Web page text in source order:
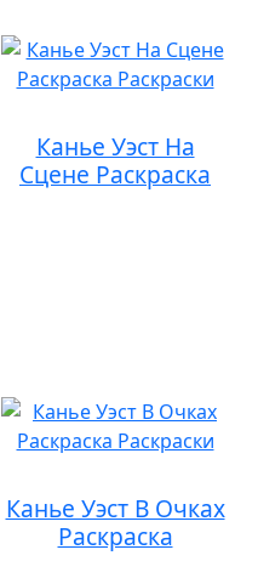
Канье Уэст На
Сцене Раскраска
Канье Уэст В Очках
Раскраска